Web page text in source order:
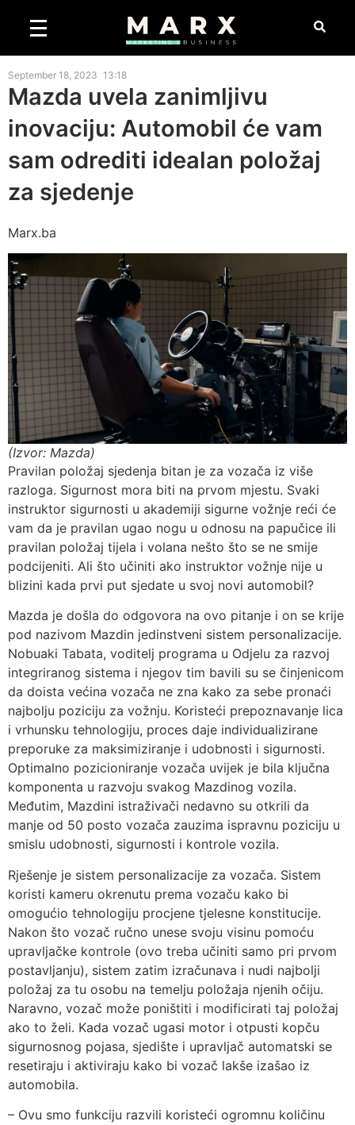
September 18, 2023 13:18
Mazda uvela zanimljivu
inovaciju: Automobil će vam
sam odrediti idealan položaj
za sjedenje
Marx.ba
(Izvor: Mazda)
Pravilan položaj sjedenja bitan je za vozača iz više
razloga. Sigurnost mora biti na prvom mjestu. Svaki
instruktor sigurnosti u akademiji sigurne vožnje reći će
vam da je pravilan ugao nogu u odnosu na papučice ili
pravilan položaj tijela i volana nešto što se ne smije
podcijeniti. Ali što učiniti ako instruktor vožnje nije u
blizini kada prvi put sjedate u svoj novi automobil?
Mazda je došla do odgovora na ovo pitanje i on se krije
pod nazivom Mazdin jedinstveni sistem personalizacije.
Nobuaki Tabata, voditelj programa u Odjelu za razvoj
integriranog sistema i njegov tim bavili su se činjenicom
da doista većina vozača ne zna kako za sebe pronaći
najbolju poziciju za vožnju. Koristeći prepoznavanje lica
i vrhunsku tehnologiju, proces daje individualizirane
preporuke za maksimiziranje i udobnosti i sigurnosti.
Optimalno pozicioniranje vozača uvijek je bila ključna
komponenta u razvoju svakog Mazdinog vozila.
Međutim, Mazdini istraživači nedavno su otkrili da
manje od 50 posto vozača zauzima ispravnu poziciju u
smislu udobnosti, sigurnosti i kontrole vozila.
Rješenje je sistem personalizacije za vozača. Sistem
koristi kameru okrenutu prema vozaču kako bi
omogućio tehnologiju procjene tjelesne konstitucije.
Nakon što vozač ručno unese svoju visinu pomoću
upravljačke kontrole (ovo treba učiniti samo pri prvom
postavljanju), sistem zatim izračunava i nudi najbolji
položaj za tu osobu na temelju položaja njenih očiju.
Naravno, vozač može poništiti i modificirati taj položaj
ako to želi. Kada vozač ugasi motor i otpusti kopču
sigurnosnog pojasa, sjedište i upravljač automatski se
resetiraju i aktiviraju kako bi vozač lakše izašao iz
automobila.
– Ovu smo funkciju razvili koristeći ogromnu količinu